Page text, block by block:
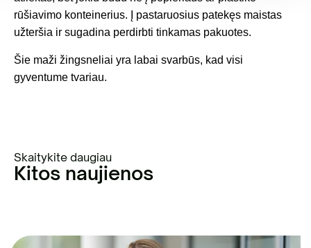
rūšiavimo konteinerius. Į pastaruosius patekęs maistas
užteršia ir sugadina perdirbti tinkamas pakuotes.
Šie maži žingsneliai yra labai svarbūs, kad visi
gyventume tvariau.
Skaitykite daugiau
Kitos naujienos